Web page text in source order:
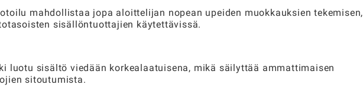
mahdollistaa jopa aloittelijan nopean upeiden muokkauksien tekemisen,
sisällöntuottajien käytettävissä.
luotu sisältö viedään korkealaatuisena, mikä säilyttää ammattimaisen
sitoutumista.